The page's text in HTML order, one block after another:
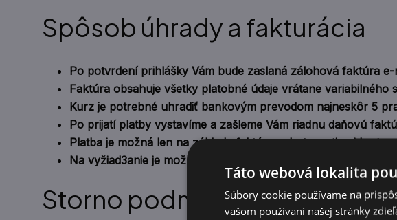
Spôsob úhrady a fakturácia
Po potvrdení prihlášky Vám bude zaslaná zálohová faktúra e-
Faktúra obsahuje všetky platobné údaje vrátane variabilného
Kurz je potrebné uhradiť bankovým prevodom najneskôr 5
Po prijatí platby vystavíme a zašleme Vám riadnu daňovú
Platba je možná len na základe faktúry, v hotovosti ani kartou
Na vyžiad3anie je možné dohodnúť platbu v dvoch splátkach.
Storno podmienky a vrátenie
Táto webová lokalita
Súbory cookie používame na
vašom používaní našej stránky